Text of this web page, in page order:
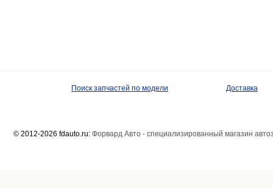
Поиск запчастей по модели Доставка
© 2012-2026 fdauto.ru: Форвард Авто - специализированный магазин